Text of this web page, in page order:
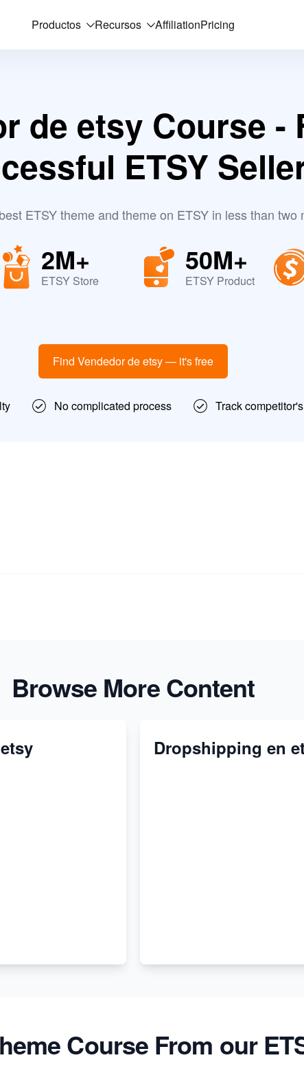
Productos Recursos AffiliationPricing
de etsy Course -
ETSY
ETSY theme and theme on ETSY in less than two
2M+
ETSY Store
50M+
ETSY Product
Find Vendedor de etsy — it's free
No complicated process Track
Browse More Content
Dropshipping en
Course From our